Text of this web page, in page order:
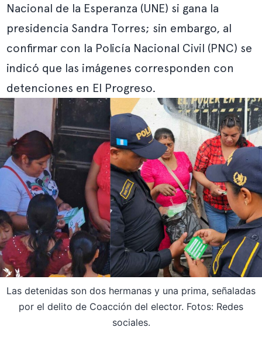
Nacional de la Esperanza (UNE) si gana la
presidencia Sandra Torres; sin embargo, al
confirmar con la Policía Nacional Civil (PNC) se
indicó que las imágenes corresponden con
detenciones en El Progreso.
Las detenidas son dos hermanas y una prima, señaladas
por el delito de Coacción del elector. Fotos: Redes
sociales.